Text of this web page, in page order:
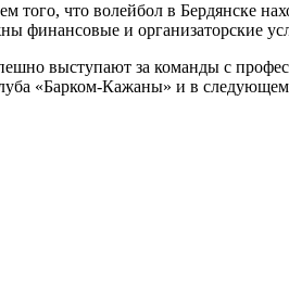
того, что волейбол в Бердянске
финансовые и организаторские
выступают за команды с
«Барком-Кажаны» и в следующем